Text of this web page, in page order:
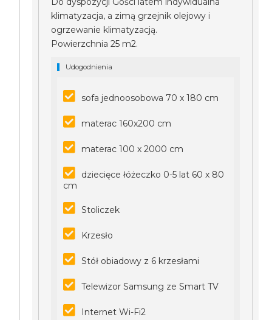
klimatyzacja, a zimą grzejnik olejowy i
ogrzewanie klimatyzacją.
Powierzchnia 25 m2.
Udogodnienia
sofa jednoosobowa 70 x 180 cm
materac 160x200 cm
materac 100 x 2000 cm
dziecięce łóżeczko 0-5 lat 60 x 80
cm
Stoliczek
Krzesło
Stół obiadowy z 6 krzesłami
Telewizor Samsung ze Smart TV
Internet Wi-Fi2